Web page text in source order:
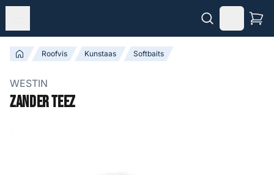
Roofvis Kunstaas Softbaits
WESTIN
Zander Teez